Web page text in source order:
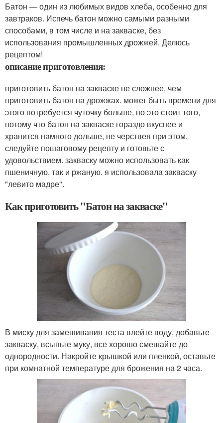
Батон — один из любимых видов хлеба, особенно для
завтраков. Испечь батон можно самыми разными
способами, в том числе и на закваске, без
использования промышленных дрожжей. Делюсь
рецептом!
описание приготовления:
приготовить батон на закваске не сложнее, чем
приготовить батон на дрожжах. может быть времени для
этого потребуется чуточку больше, но это стоит того,
потому что батон на закваске гораздо вкуснее и
хранится намного дольше, не черствея при этом.
следуйте пошаговому рецепту и готовьте с
удовольствием. закваску можно использовать как
пшеничную, так и ржаную. я использовала закваску
"левито мадре".
Как приготовить "Батон на закваске"
В миску для замешивания теста влейте воду, добавьте
закваску, всыпьте муку, все хорошо смешайте до
однородности. Накройте крышкой или пленкой, оставьте
при комнатной температуре для брожения на 2 часа.